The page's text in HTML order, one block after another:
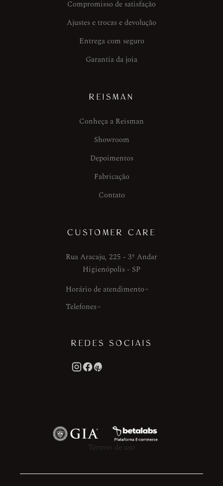
Compromisso de satisfação
Ajustes e trocas e devolução
Entrega com seguro
Garantia da joia
REISMAN
Conheça a Reisman
Showroom
Depoimentos
Fabricação
Contato
CUSTOMER CARE
Rua Aracaju, 225 - 3º Andar
Higienópolis - SP
Horário de atendimento
Telefones
REDES SOCIAIS
Termos de uso